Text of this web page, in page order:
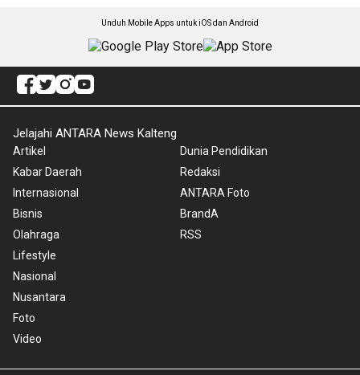
Unduh Mobile Apps untuk iOS dan Android
Jelajahi ANTARA News Kalteng
Artikel
Kabar Daerah
Internasional
Bisnis
Olahraga
Lifestyle
Nasional
Nusantara
Foto
Video
Dunia Pendidikan
Redaksi
ANTARA Foto
BrandA
RSS